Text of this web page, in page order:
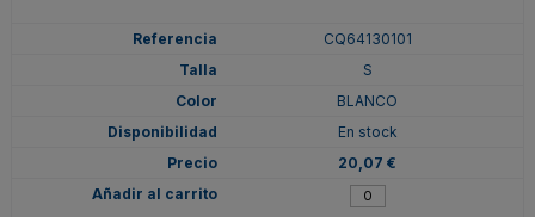
CQ64130101
S
BLANCO
En stock
20,07 €